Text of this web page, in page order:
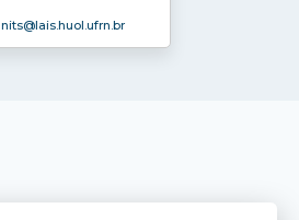
nits@lais.huol.ufrn.br